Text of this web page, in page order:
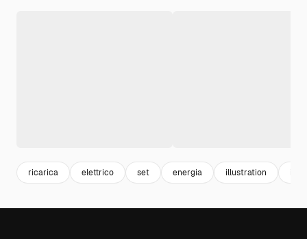
ricarica elettrico set energia illustration